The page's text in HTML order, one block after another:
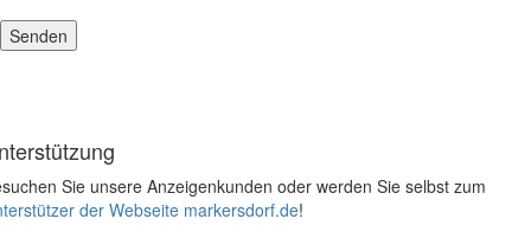
Sie unsere Anzeigenkunden oder werden Sie selbst zum
der Webseite markersdorf.de!